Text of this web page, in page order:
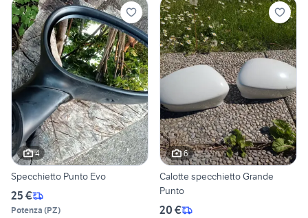
4
Specchietto Punto Evo
25 €
Potenza (PZ)
6
Calotte specchietto Grande
Punto
20 €